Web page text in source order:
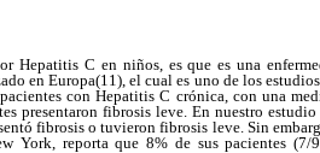
Hepatitis C en niños, es que es una
en Europa(11), el cual es uno de los
con Hepatitis C crónica, con una
presentaron fibrosis leve. En nuestro
fibrosis o tuvieron fibrosis leve. Sin
York, reporta que 8% de sus pacientes